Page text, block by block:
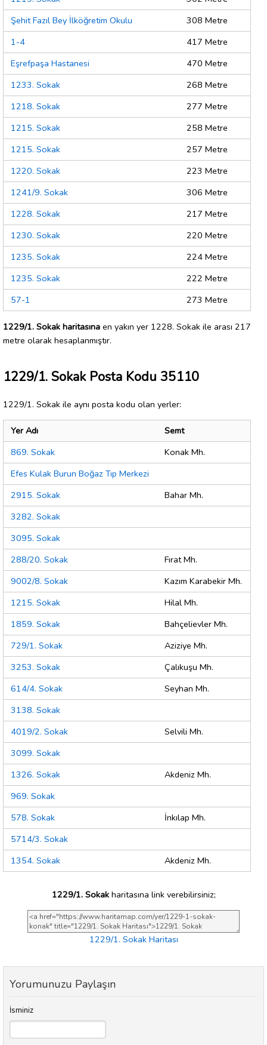
Şehit Fazıl Bey İlköğretim Okulu
308 Metre
1-4
417 Metre
Eşrefpaşa Hastanesi
470 Metre
1233. Sokak
268 Metre
1218. Sokak
277 Metre
1215. Sokak
258 Metre
1215. Sokak
257 Metre
1220. Sokak
223 Metre
1241/9. Sokak
306 Metre
1228. Sokak
217 Metre
1230. Sokak
220 Metre
1235. Sokak
224 Metre
1235. Sokak
222 Metre
57-1
273 Metre
1229/1. Sokak haritasına en yakın yer 1228. Sokak ile arası 217
metre olarak hesaplanmıştır.
1229/1. Sokak Posta Kodu 35110
1229/1. Sokak ile aynı posta kodu olan yerler:
Yer Adı
Semt
869. Sokak
Konak Mh.
Efes Kulak Burun Boğaz Tıp Merkezi
2915. Sokak
Bahar Mh.
3282. Sokak
3095. Sokak
288/20. Sokak
Fırat Mh.
9002/8. Sokak
Kazım Karabekir Mh.
1215. Sokak
Hilal Mh.
1859. Sokak
Bahçelievler Mh.
729/1. Sokak
Aziziye Mh.
3253. Sokak
Çalıkuşu Mh.
614/4. Sokak
Seyhan Mh.
3138. Sokak
4019/2. Sokak
Selvili Mh.
3099. Sokak
1326. Sokak
Akdeniz Mh.
969. Sokak
578. Sokak
İnkılap Mh.
5714/3. Sokak
1354. Sokak
Akdeniz Mh.
1229/1. Sokakharitasına link verebilirsiniz;
1229/1. Sokak Haritası
Yorumunuzu Paylaşın
İsminiz